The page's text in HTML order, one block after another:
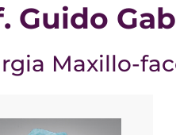
Guido
Maxillo-